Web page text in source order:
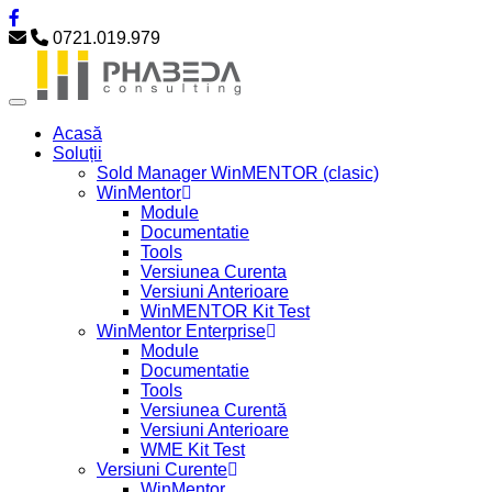
0721.019.979
Acasă
Soluții
Sold Manager WinMENTOR (clasic)
WinMentor
Module
Documentatie
Tools
Versiunea Curenta
Versiuni Anterioare
WinMENTOR Kit Test
WinMentor Enterprise
Module
Documentatie
Tools
Versiunea Curentă
Versiuni Anterioare
WME Kit Test
Versiuni Curente